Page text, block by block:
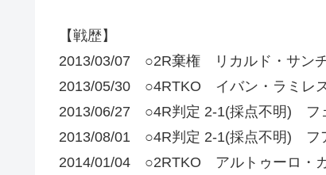
【戦歴】
2013/03/07 ○2R棄権 リカルド・サン
2013/05/30 ○4RTKO イバン・ラミレ
2013/06/27 ○4R判定 2-1(採点不明) フ
2013/08/01 ○4R判定 2-1(採点不明) フ
2014/01/04 ○2RTKO アルトゥーロ・